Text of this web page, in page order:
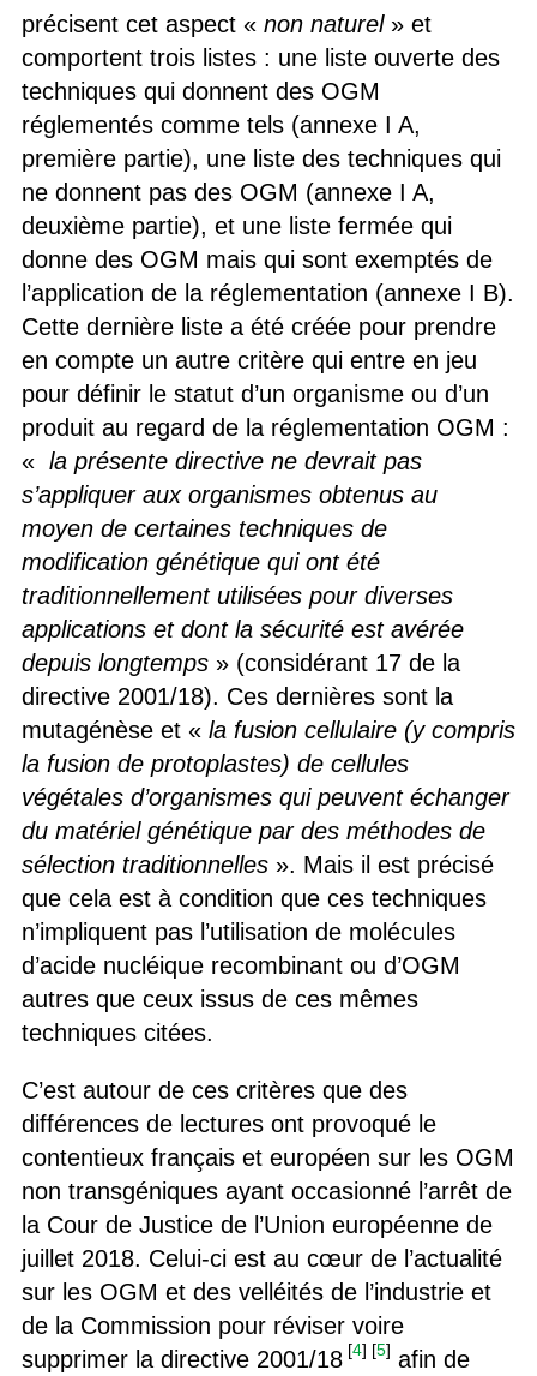
précisent cet aspect « non naturel» et
comportent trois listes : une liste ouverte des
techniques qui donnent des OGM
réglementés comme tels (annexe I A,
première partie), une liste des techniques qui
ne donnent pas des OGM (annexe I A,
deuxième partie), et une liste fermée qui
donne des OGM mais qui sont exemptés de
l’application de la réglementation (annexe I B).
Cette dernière liste a été créée pour prendre
en compte un autre critère qui entre en jeu
pour définir le statut d’un organisme ou d’un
produit au regard de la réglementation OGM :
« la présente directive ne devrait pas
s’appliquer aux organismes obtenus au
moyen de certaines techniques de
modification génétique qui ont été
traditionnellement utilisées pour diverses
applications et dont la sécurité est avérée
depuis longtemps» (considérant 17 de la
directive 2001/18). Ces dernières sont la
mutagénèse et « la fusion cellulaire (y compris
la fusion de protoplastes) de cellules
végétales d’organismes qui peuvent échanger
du matériel génétique par des méthodes de
sélection traditionnelles». Mais il est précisé
que cela est à condition que ces techniques
n’impliquent pas l’utilisation de molécules
d’acide nucléique recombinant ou d’OGM
autres que ceux issus de ces mêmes
techniques citées.
C’est autour de ces critères que des
différences de lectures ont provoqué le
contentieux français et européen sur les OGM
non transgéniques ayant occasionné l’arrêt de
la Cour de Justice de l’Union européenne de
juillet 2018. Celui-ci est au cœur de l’actualité
sur les OGM et des velléités de l’industrie et
de la Commission pour réviser voire
supprimer la directive 2001/18 [4] [5] afin de